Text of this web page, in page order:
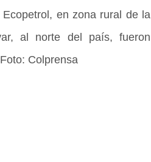
en zona rural de la
al norte del país, fueron
Colprensa